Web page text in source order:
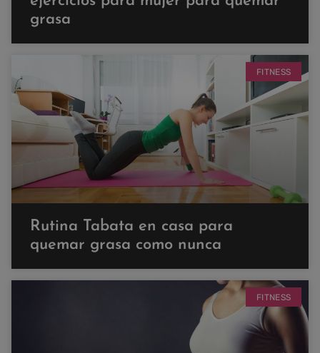
grasa
FITNESS
Rutina Tabata en casa para
quemar grasa como nunca
FITNESS